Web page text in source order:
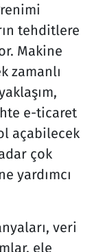
tehditlere
Makine
zamanlı
e-ticaret
açabilecek
çok
yardımcı
veri
ele